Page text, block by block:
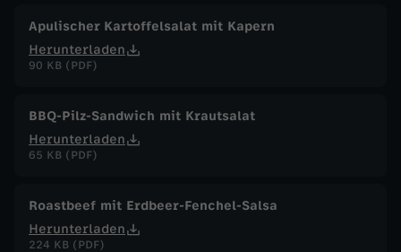
Apulischer Kartoffelsalat mit Kapern
Herunterladen
90 KB (PDF)
BBQ-Pilz-Sandwich mit Krautsalat
Herunterladen
65 KB (PDF)
Roastbeef mit Erdbeer-Fenchel-Salsa
Herunterladen
224 KB (PDF)